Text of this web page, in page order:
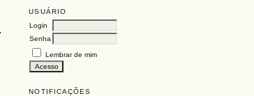
USUÁRIO
Login
Senha
Lembrar de mim
NOTIFICAÇÕES